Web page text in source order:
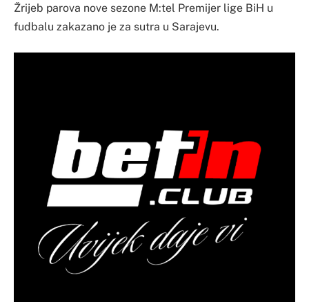
Žrijeb parova nove sezone M:tel Premijer lige BiH u
fudbalu zakazano je za sutra u Sarajevu.